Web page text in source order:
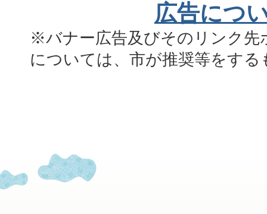
広告につ
※バナー広告及びそのリンク先
については、市が推奨等をす